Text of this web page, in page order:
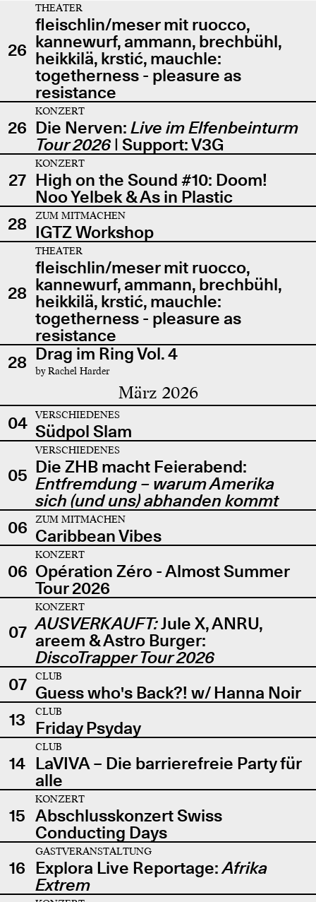
26
THEATER
fleischlin/meser mit ruocco,
kannewurf, ammann, brechbühl,
heikkilä, krstić, mauchle:
togetherness - pleasure as
resistance
26
KONZERT
Die Nerven: Live im Elfenbeinturm
Tour 2026| Support: V3G
27
KONZERT
High on the Sound #10: Doom!
Noo Yelbek & As in Plastic
28
ZUM MITMACHEN
IGTZ Workshop
28
THEATER
fleischlin/meser mit ruocco,
kannewurf, ammann, brechbühl,
heikkilä, krstić, mauchle:
togetherness - pleasure as
resistance
28 Drag im Ring Vol. 4
by Rachel Harder
März 2026
04 VERSCHIEDENES
Südpol Slam
05
VERSCHIEDENES
Die ZHB macht Feierabend:
Entfremdung – warum Amerika
sich (und uns) abhanden kommt
06
ZUM MITMACHEN
Caribbean Vibes
06
KONZERT
Opération Zéro - Almost Summer
Tour 2026
07
KONZERT
AUSVERKAUFT:Jule X, ANRU,
areem & Astro Burger:
DiscoTrapper Tour 2026
07
CLUB
Guess who's Back?! w/ Hanna Noir
13
CLUB
Friday Psyday
14
CLUB
LaVIVA – Die barrierefreie Party für
alle
15
KONZERT
Abschlusskonzert Swiss
Conducting Days
16
GASTVERANSTALTUNG
Explora Live Reportage:Afrika
Extrem